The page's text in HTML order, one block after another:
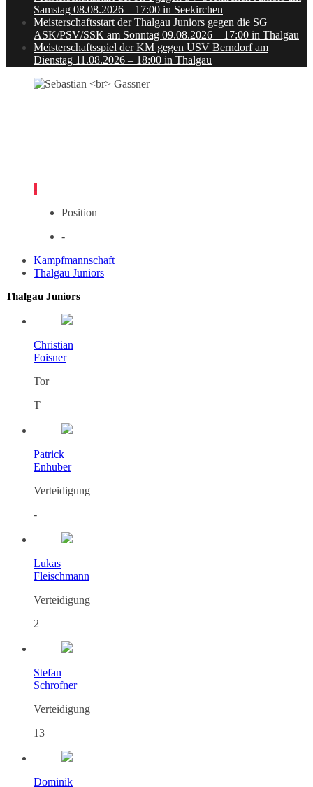
Samstag 08.08.2026 – 17:00 in Seekirchen
Meisterschaftsstart der Thalgau Juniors gegen die SG
ASK/PSV/SSK am Sonntag 09.08.2026 – 17:00 in Thalgau
Meisterschaftsspiel der KM gegen USV Berndorf am
Dienstag 11.08.2026 – 18:00 in Thalgau
-
Position
-
Kampfmannschaft
Thalgau Juniors
Thalgau Juniors
Christian
Foisner
Tor
T
Patrick
Enhuber
Verteidigung
-
Lukas
Fleischmann
Verteidigung
2
Stefan
Schrofner
Verteidigung
13
Dominik